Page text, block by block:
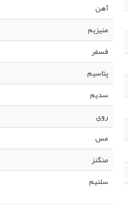
آهن
منیزیم
فسفر
پتاسیم
سدیم
روی
مس
منگنز
سلنیم